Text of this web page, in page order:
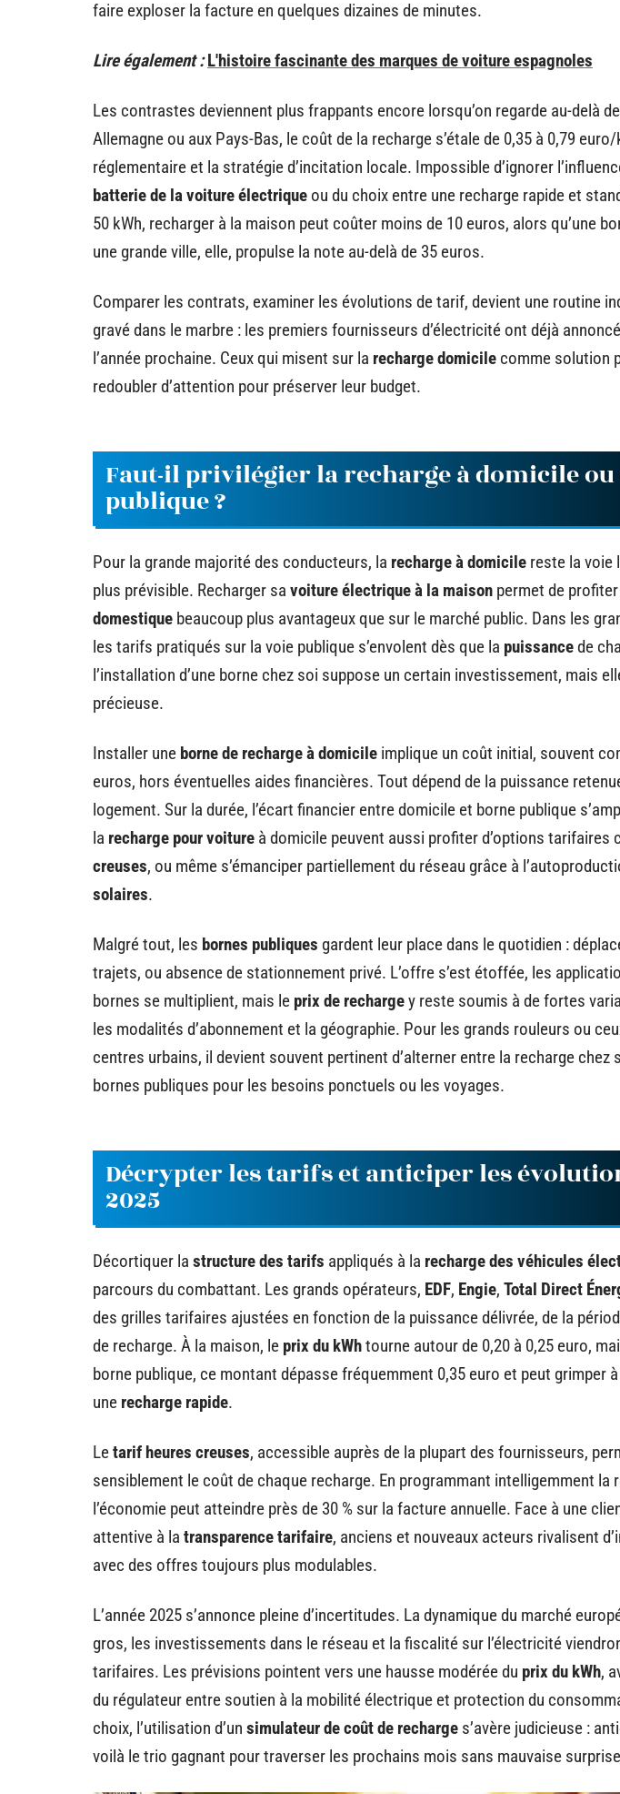
faire exploser la facture en quelques dizaines de minutes.
Lire également : L'histoire fascinante des marques de voiture espagnoles
Les contrastes deviennent plus frappants encore lorsqu’on regarde au-delà
Allemagne ou aux Pays-Bas, le coût de la recharge s’étale de 0,35 à 0,79
réglementaire et la stratégie d’incitation locale. Impossible d’ignorer
batterie de la voiture électrique ou du choix entre une recharge rapide et
50 kWh, recharger à la maison peut coûter moins de 10 euros, alors qu’une
une grande ville, elle, propulse la note au-delà de 35 euros.
Comparer les contrats, examiner les évolutions de tarif, devient une routine
gravé dans le marbre : les premiers fournisseurs d’électricité ont déjà
l’année prochaine. Ceux qui misent sur la recharge domicile comme solution
redoubler d’attention pour préserver leur budget.
Faut-il privilégier la recharge à domicile
publique ?
Pour la grande majorité des conducteurs, la recharge à domicile reste la voie
plus prévisible. Recharger sa voiture électrique à la maison permet de profiter
domestique beaucoup plus avantageux que sur le marché public. Dans les
les tarifs pratiqués sur la voie publique s’envolent dès que la puissancede
l’installation d’une borne chez soi suppose un certain investissement, mais
précieuse.
Installer une borne de recharge à domicile implique un coût initial, souvent
euros, hors éventuelles aides financières. Tout dépend de la puissance
logement. Sur la durée, l’écart financier entre domicile et borne publique
la recharge pour voiture à domicile peuvent aussi profiter d’options tarifaires
creuses, ou même s’émanciper partiellement du réseau grâce à
solaires.
Malgré tout, les bornes publiques gardent leur place dans le quotidien :
trajets, ou absence de stationnement privé. L’offre s’est étoffée, les
bornes se multiplient, mais le prix de rechargey reste soumis à de fortes
les modalités d’abonnement et la géographie. Pour les grands rouleurs ou
centres urbains, il devient souvent pertinent d’alterner entre la recharge chez
bornes publiques pour les besoins ponctuels ou les voyages.
Décrypter les tarifs et anticiper les
2025
Décortiquer la structure des tarifs appliqués à la recharge des véhicules
parcours du combattant. Les grands opérateurs, EDF, Engie, Total Direct
des grilles tarifaires ajustées en fonction de la puissance délivrée, de la
de recharge. À la maison, le prix du kWhtourne autour de 0,20 à 0,25 euro,
borne publique, ce montant dépasse fréquemment 0,35 euro et peut grimper
une recharge rapide.
Letarif heures creuses, accessible auprès de la plupart des fournisseurs,
sensiblement le coût de chaque recharge. En programmant intelligemment la
l’économie peut atteindre près de 30 % sur la facture annuelle. Face à une
attentive à la transparence tarifaire, anciens et nouveaux acteurs rivalisent
avec des offres toujours plus modulables.
L’année 2025 s’annonce pleine d’incertitudes. La dynamique du marché
gros, les investissements dans le réseau et la fiscalité sur l’électricité
tarifaires. Les prévisions pointent vers une hausse modérée du prix du kWh,
du régulateur entre soutien à la mobilité électrique et protection du
choix, l’utilisation d’un simulateur de coût de recharge s’avère judicieuse :
voilà le trio gagnant pour traverser les prochains mois sans mauvaise